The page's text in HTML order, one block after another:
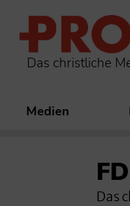
Das christliche
Medien
Das